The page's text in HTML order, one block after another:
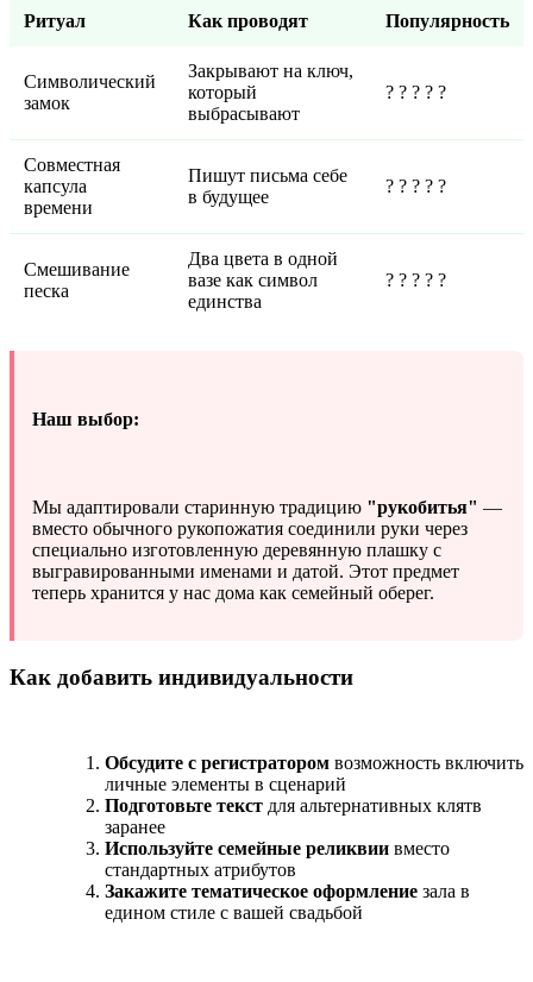
Ритуал Как проводят Популярность
Символический
замок
Закрывают на ключ,
который
выбрасывают
? ? ? ? ?
Совместная
капсула
времени
Пишут письма себе
в будущее
? ? ? ? ?
Смешивание
песка
Два цвета в одной
вазе как символ
единства
? ? ? ? ?
Наш выбор:
Мы адаптировали старинную традицию "рукобитья" —
вместо обычного рукопожатия соединили руки через
специально изготовленную деревянную плашку с
выгравированными именами и датой. Этот предмет
теперь хранится у нас дома как семейный оберег.
Как добавить индивидуальности
Обсудите с регистратором возможность включить
личные элементы в сценарий
Подготовьте текст для альтернативных клятв
заранее
Используйте семейные реликвии вместо
стандартных атрибутов
Закажите тематическое оформление зала в
едином стиле с вашей свадьбой